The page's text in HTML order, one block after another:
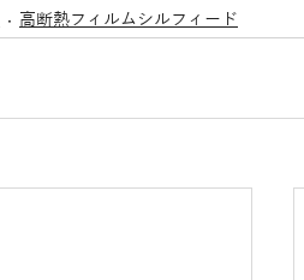
高断熱フィルムシルフィード